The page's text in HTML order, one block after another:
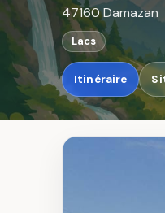
47160 Damazan
Lacs
Itinéraire